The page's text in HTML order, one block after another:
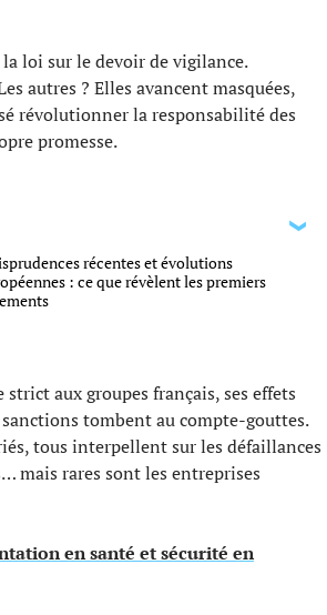
la loi sur le devoir de vigilance.
autres ? Elles avancent masquées,
révolutionner la responsabilité des
promesse.
récentes et évolutions
: ce que révèlent les premiers
aux groupes français, ses effets
tombent au compte-gouttes.
tous interpellent sur les défaillances
mais rares sont les entreprises
en santé et sécurité en